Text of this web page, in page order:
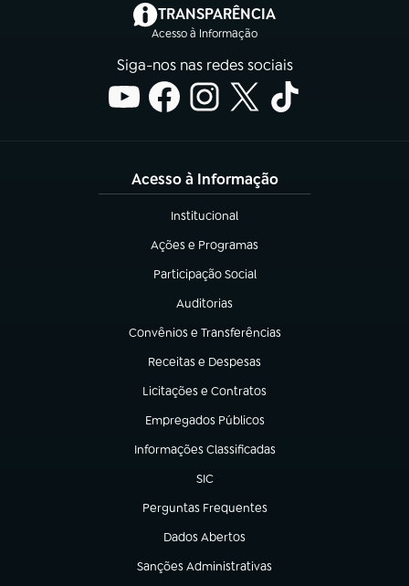
TRANSPARÊNCIA
Acesso à Informação
(abre em nova aba)
Siga-nos nas redes sociais
Acesso à Informação
Institucional
(abre em nova aba)
Ações e Programas
(abre em nova aba)
Participação Social
(abre em nova aba)
Auditorias
(abre em nova aba)
Convênios e Transferências
(abre em nova aba)
Receitas e Despesas
(abre em nova aba)
Licitações e Contratos
(abre em nova aba)
Empregados Públicos
(abre em nova aba)
Informações Classificadas
(abre em nova aba)
SIC
(abre em nova aba)
Perguntas Frequentes
(abre em nova aba)
Dados Abertos
(abre em nova aba)
Sanções Administrativas
(abre em nova aba)